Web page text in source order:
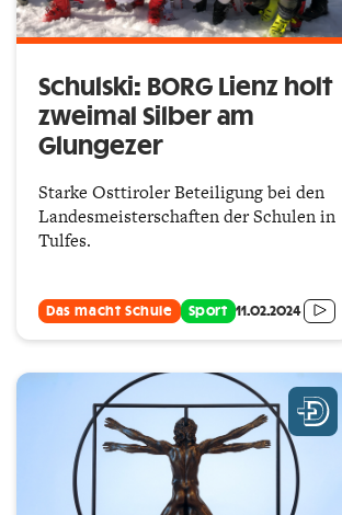
Schulski: BORG Lienz holt
zweimal Silber am
Glungezer
Starke Osttiroler Beteiligung bei den
Landesmeisterschaften der Schulen in
Tulfes.
Das macht Schule Sport 11.02.2024